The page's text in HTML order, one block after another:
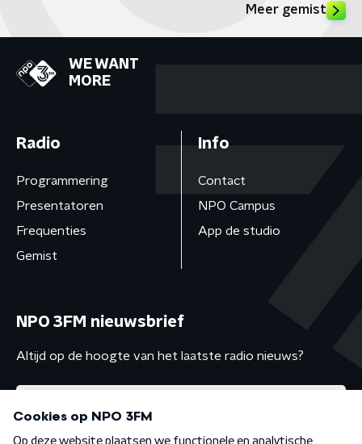
Meer gemist
WE WANT
MORE
Radio
Programmering
Presentatoren
Frequenties
Gemist
Info
Contact
NPO Campus
App de studio
NPO 3FM nieuwsbrief
Altijd op de hoogte van het laatste radio nieuws?